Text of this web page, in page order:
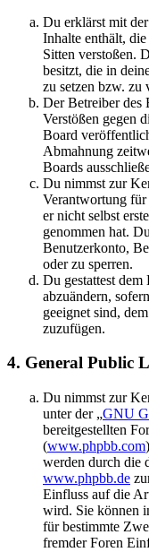
Du erklärst mit
Inhalte enthält,
Sitten verstoßen.
besitzt, die in
zu setzen bzw. zu
Der Betreiber des
Verstößen gegen
Board
Abmahnung
Boards
Du nimmst zur
Verantwortung
er nicht selbst
genommen hat.
Benutzerkonto,
oder zu sperren.
Du gestattest dem
abzuändern,
geeignet sind,
zuzufügen.
4. General Public
Du nimmst zur
unter der „GNU
bereitgestellten
(www.phpbb.com
werden durch die
www.phpbb.de
Einfluss auf die
wird. Sie können
für bestimmte
fremder Foren